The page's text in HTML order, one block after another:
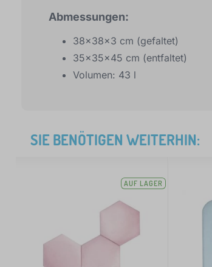
Abmessungen:
38x38x3 cm (gefaltet)
35x35x45 cm (entfaltet)
Volumen: 43 l
SIE BENÖTIGEN WEITERHIN:
AUF LAGER